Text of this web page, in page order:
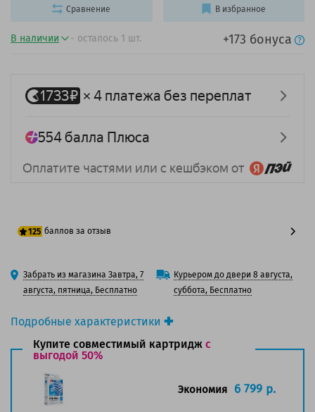
Подробные характеристики
Производитель принтера:Brother
Производитель:Brother
Вид товара:
Оригинальность:
Оригинальный
Черный
В наличии - осталось 1 шт. +173 бонуса
125 баллов за отзыв
100 баллов
125 баллов
Забрать из магазина Завтра, 7
августа, пятница, Бесплатно
Курьером до двери 8 августа,
суббота, Бесплатно
Сравнение В избранное
Купите совместимый картридж с
выгодой 50%
Экономия 6 799 р.